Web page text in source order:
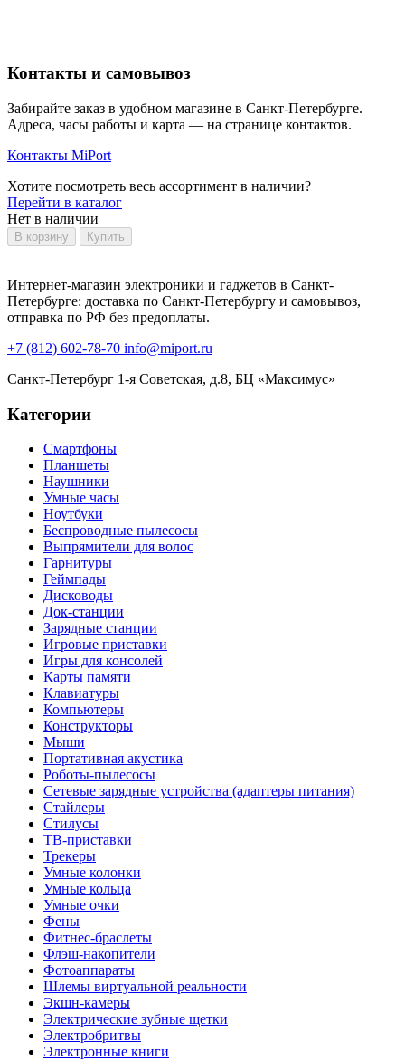
Контакты и самовывоз
Забирайте заказ в удобном магазине в Санкт-Петербурге.
Адреса, часы работы и карта — на странице контактов.
Контакты MiPort
Хотите посмотреть весь ассортимент в наличии?
Перейти в каталог
Нет в наличии
В корзину Купить
Интернет-магазин электроники и гаджетов в Санкт-
Петербурге: доставка по Санкт-Петербургу и самовывоз,
отправка по РФ без предоплаты.
+7 (812) 602-78-70 info@miport.ru
Санкт-Петербург 1-я Советская, д.8, БЦ «Максимус»
Категории
Смартфоны
Планшеты
Наушники
Умные часы
Ноутбуки
Беспроводные пылесосы
Выпрямители для волос
Гарнитуры
Геймпады
Дисководы
Док-станции
Зарядные станции
Игровые приставки
Игры для консолей
Карты памяти
Клавиатуры
Компьютеры
Конструкторы
Мыши
Портативная акустика
Роботы-пылесосы
Сетевые зарядные устройства (адаптеры питания)
Стайлеры
Стилусы
ТВ-приставки
Трекеры
Умные колонки
Умные кольца
Умные очки
Фены
Фитнес-браслеты
Флэш-накопители
Фотоаппараты
Шлемы виртуальной реальности
Экшн-камеры
Электрические зубные щетки
Электробритвы
Электронные книги